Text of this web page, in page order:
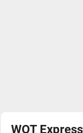
WOT Express